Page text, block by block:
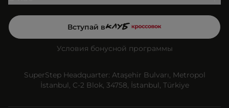
Вступай в
Условия бонусной программы
SuperStep Headquarter: Ataşehir Bulvarı, Metropol
İstanbul, C-2 Blok, 34758, İstanbul, Türkiye